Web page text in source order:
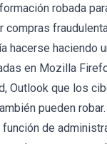
robada
compras
hacerse haciendo
en Mozilla
Outlook que los
pueden
función de